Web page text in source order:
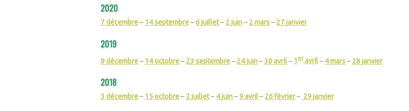
2020
7 décembre– 14 septembre–6 juillet– 2 juin– 2 mars– 27 janvier
2019
9 décembre– 14 octobre– 23 septembre– 24 juin–30 avril– 1 er avril– 4 mars– 28 janvier
2018
3 décembre– 15 octobre– 2 juillet– 4 juin–9 avril– 26 février– 29 janvier